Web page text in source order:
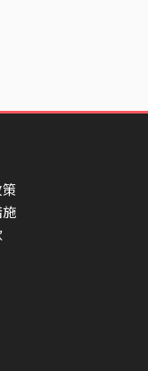
策
施